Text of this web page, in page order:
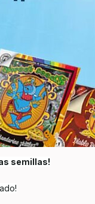
semillas!